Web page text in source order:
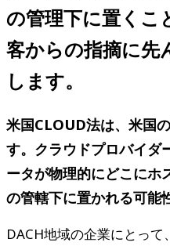
の管理下に置くこ
客からの指摘に先
します。
米国CLOUD法は、米国
す。クラウドプロバイダ
ータが物理的にどこにホ
の管轄下に置かれる可能
DACH地域の企業にとっ